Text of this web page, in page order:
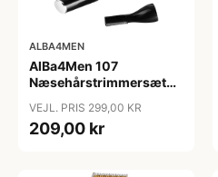
ALBA4MEN
AlBa4Men 107
Næsehårstrimmersæt
VEJL. PRIS 299,00 KR
209,00 kr